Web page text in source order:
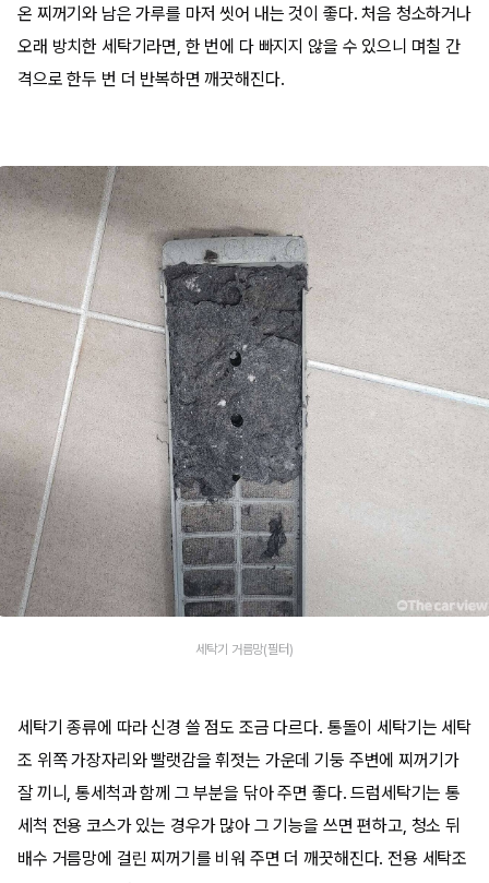
온 찌꺼기와 남은 가루를 마저 씻어 내는 것이 좋다. 처음 청소하거나
오래 방치한 세탁기라면, 한 번에 다 빠지지 않을 수 있으니 며칠 간
격으로 한두 번 더 반복하면 깨끗해진다.
세탁기 거름망(필터)
세탁기 종류에 따라 신경 쓸 점도 조금 다르다. 통돌이 세탁기는 세탁
조 위쪽 가장자리와 빨랫감을 휘젓는 가운데 기둥 주변에 찌꺼기가
잘 끼니, 통세척과 함께 그 부분을 닦아 주면 좋다. 드럼세탁기는 통
세척 전용 코스가 있는 경우가 많아 그 기능을 쓰면 편하고, 청소 뒤
배수 거름망에 걸린 찌꺼기를 비워 주면 더 깨끗해진다. 전용 세탁조